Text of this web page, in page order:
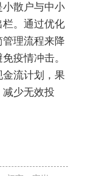
散户与中小
。通过优化
理流程来降
疫情冲击。
流计划，果
少无效投